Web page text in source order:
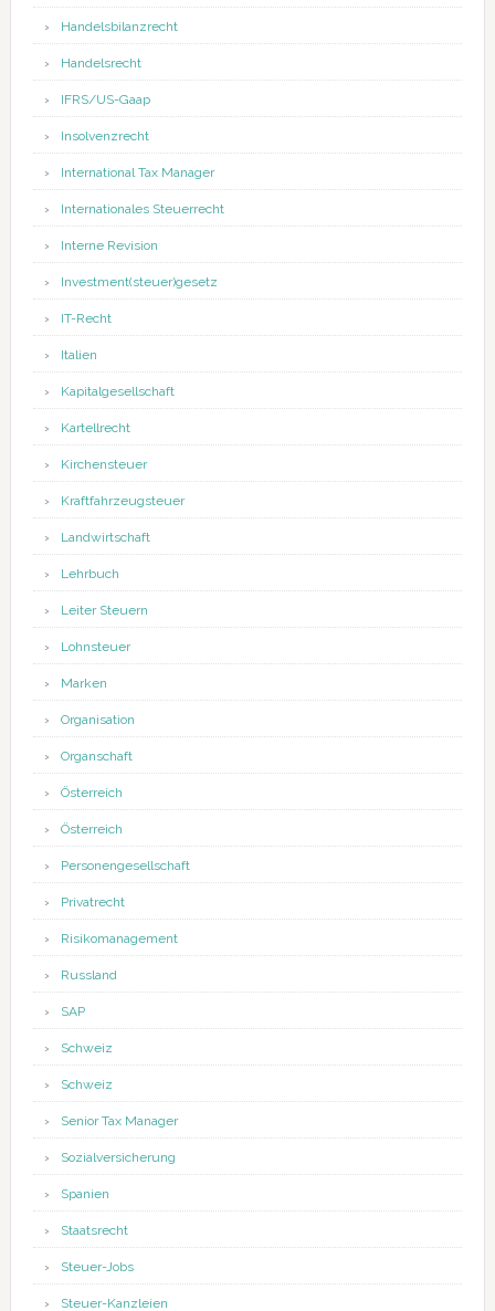
Handelsbilanzrecht
Handelsrecht
IFRS/US-Gaap
Insolvenzrecht
International Tax Manager
Internationales Steuerrecht
Interne Revision
Investment(steuer)gesetz
IT-Recht
Italien
Kapitalgesellschaft
Kartellrecht
Kirchensteuer
Kraftfahrzeugsteuer
Landwirtschaft
Lehrbuch
Leiter Steuern
Lohnsteuer
Marken
Organisation
Organschaft
Österreich
Österreich
Personengesellschaft
Privatrecht
Risikomanagement
Russland
SAP
Schweiz
Schweiz
Senior Tax Manager
Sozialversicherung
Spanien
Staatsrecht
Steuer-Jobs
Steuer-Kanzleien